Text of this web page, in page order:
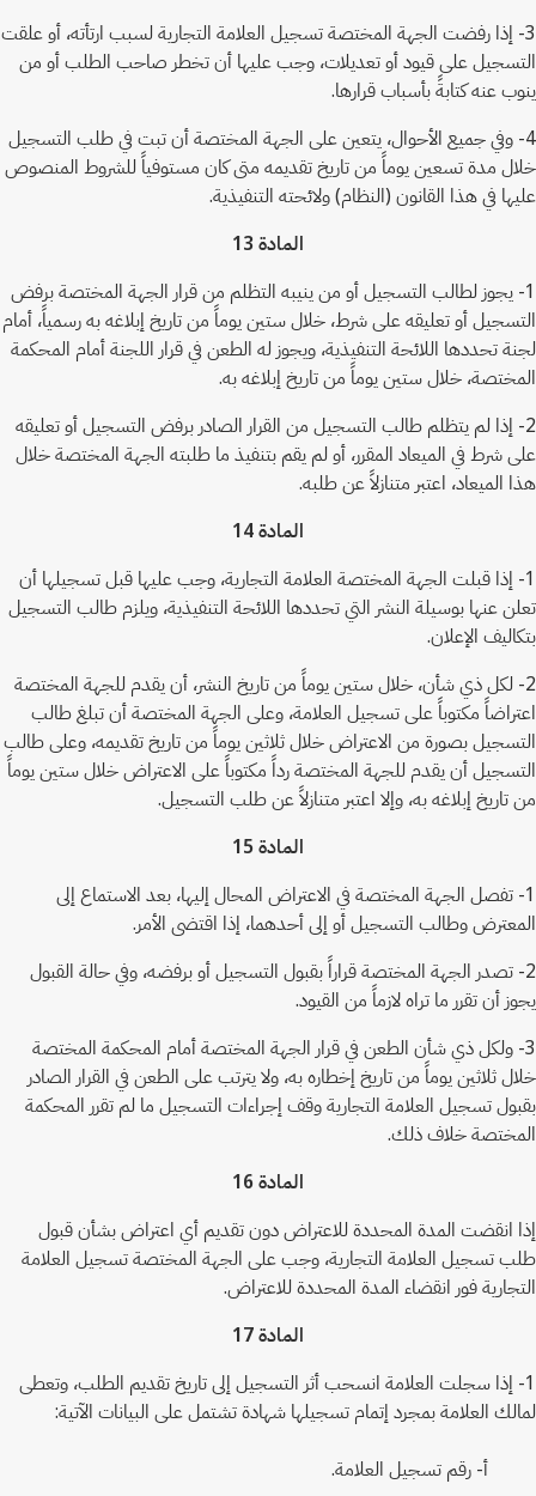
3- إذا رفضت الجهة المختصة تسجيل العلامة التجارية لسبب ارتأته، أو علقت
التسجيل على قيود أو تعديلات، وجب عليها أن تخطر صاحب الطلب أو من
ينوب عنه كتابةً بأسباب قرارها.
4- وفي جميع الأحوال، يتعين على الجهة المختصة أن تبت في طلب التسجيل
خلال مدة تسعين يوماً من تاريخ تقديمه متى كان مستوفياً للشروط المنصوص
عليها في هذا القانون (النظام) ولائحته التنفيذية.
المادة 13
1- يجوز لطالب التسجيل أو من ينيبه التظلم من قرار الجهة المختصة برفض
التسجيل أو تعليقه على شرط، خلال ستين يوماً من تاريخ إبلاغه به رسمياً، أمام
لجنة تحددها اللائحة التنفيذية، ويجوز له الطعن في قرار اللجنة أمام المحكمة
المختصة، خلال ستين يوماً من تاريخ إبلاغه به.
2- إذا لم يتظلم طالب التسجيل من القرار الصادر برفض التسجيل أو تعليقه
على شرط في الميعاد المقرر، أو لم يقم بتنفيذ ما طلبته الجهة المختصة خلال
هذا الميعاد، اعتبر متنازلاً عن طلبه.
المادة 14
1- إذا قبلت الجهة المختصة العلامة التجارية، وجب عليها قبل تسجيلها أن
تعلن عنها بوسيلة النشر التي تحددها اللائحة التنفيذية، ويلزم طالب التسجيل
بتكاليف الإعلان.
2- لكل ذي شأن، خلال ستين يوماً من تاريخ النشر، أن يقدم للجهة المختصة
اعتراضاً مكتوباً على تسجيل العلامة، وعلى الجهة المختصة أن تبلغ طالب
التسجيل بصورة من الاعتراض خلال ثلاثين يوماً من تاريخ تقديمه، وعلى طالب
التسجيل أن يقدم للجهة المختصة رداً مكتوباً على الاعتراض خلال ستين يوماً
من تاريخ إبلاغه به، وإلا اعتبر متنازلاً عن طلب التسجيل.
المادة 15
1- تفصل الجهة المختصة في الاعتراض المحال إليها، بعد الاستماع إلى
المعترض وطالب التسجيل أو إلى أحدهما، إذا اقتضى الأمر.
2- تصدر الجهة المختصة قراراً بقبول التسجيل أو برفضه، وفي حالة القبول
يجوز أن تقرر ما تراه لازماً من القيود.
3- ولكل ذي شأن الطعن في قرار الجهة المختصة أمام المحكمة المختصة
خلال ثلاثين يوماً من تاريخ إخطاره به، ولا يترتب على الطعن في القرار الصادر
بقبول تسجيل العلامة التجارية وقف إجراءات التسجيل ما لم تقرر المحكمة
المختصة خلاف ذلك.
المادة 16
إذا انقضت المدة المحددة للاعتراض دون تقديم أي اعتراض بشأن قبول
طلب تسجيل العلامة التجارية، وجب على الجهة المختصة تسجيل العلامة
التجارية فور انقضاء المدة المحددة للاعتراض.
المادة 17
1- إذا سجلت العلامة انسحب أثر التسجيل إلى تاريخ تقديم الطلب، وتعطى
لمالك العلامة بمجرد إتمام تسجيلها شهادة تشتمل على البيانات الآتية:
أ- رقم تسجيل العلامة.